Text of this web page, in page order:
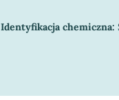
Identyfikacja chemiczna: